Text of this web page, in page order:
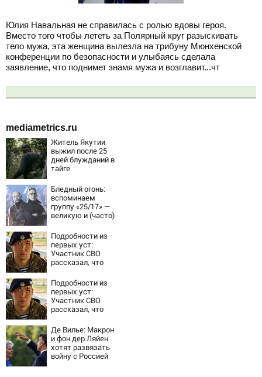
Юлия Навальная не справилась с ролью вдовы героя.
Вместо того чтобы лететь за Полярный круг разыскивать
тело мужа, эта женщина вылезла на трибуну Мюнхенской
конференции по безопасности и улыбаясь сделала
заявление, что поднимет знамя мужа и возглавит...чт
mediametrics.ru
Житель Якутии
выжил после 25
дней блужданий в
тайге
Бледный огонь:
вспоминаем
группу «25/17» —
великую и (часто)
Подробности из
первых уст:
Участник СВО
рассказал, что
схватке с
медведем
Подробности из
первых уст:
Участник СВО
рассказал, что
схватке с
медведем
Де Вилье: Макрон
и фон дер Ляйен
хотят развязать
войну с Россией